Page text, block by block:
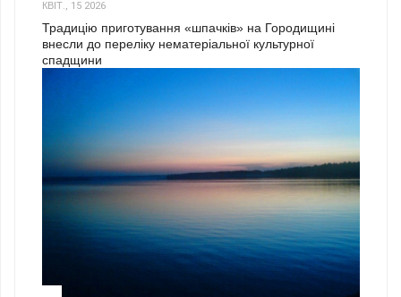
КВІТ., 15 2026
Традицію приготування «шпачків» на Городищині
внесли до переліку нематеріальної культурної
спадщини